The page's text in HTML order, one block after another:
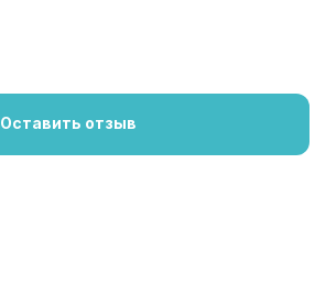
Оставить отзыв